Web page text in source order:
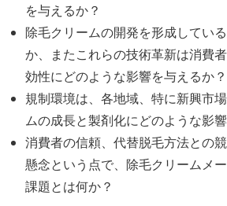
を与えるか？
除毛クリームの開発を形成してい
か、またこれらの技術革新は消費
効性にどのような影響を与えるか？
規制環境は、各地域、特に新興市
ムの成長と製剤化にどのような影
消費者の信頼、代替脱毛方法との
懸念という点で、除毛クリームメ
課題とは何か？